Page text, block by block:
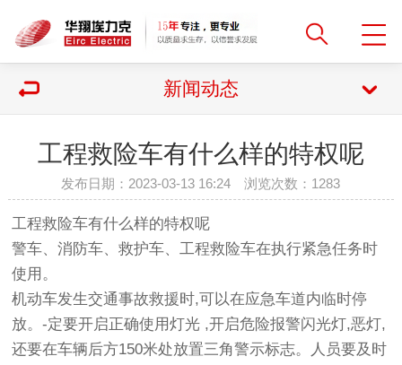
新闻动态
工程救险车有什么样的特权呢
发布日期：2023-03-13 16:24 浏览次数： 1283
工程救险车有什么样的特权呢
警车、消防车、救护车、工程救险车在执行紧急任务时
使用。
机动车发生交通事故救援时,可以在应急车道内临时停
放。-定要开启正确使用灯光 ,开启危险报警闪光灯,恶灯,
还要在车辆后方150米处放置三角警示标志。人员要及时